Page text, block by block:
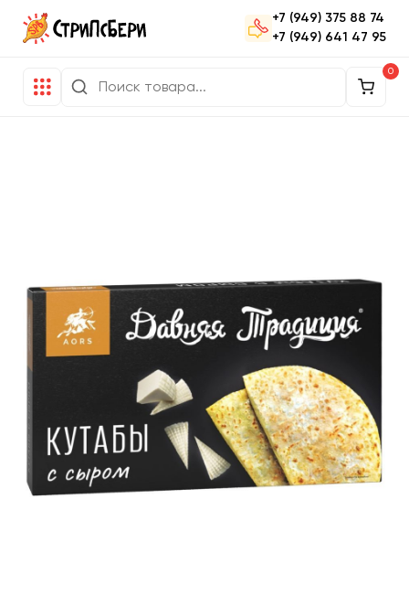
+7 (949) 375 88 74
+7 (949) 641 47 95
0